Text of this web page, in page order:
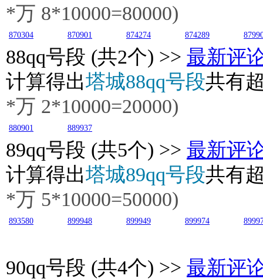
*万 8*10000=80000)
870304 870901 874274 874289
88qq号段 (共2个) >> 最新评
计算得出塔城88qq号段共有
*万 2*10000=20000)
880901 889937
89qq号段 (共5个) >> 最新评
计算得出塔城89qq号段共有
*万 5*10000=50000)
893580 899948 899949 899974
90qq号段 (共4个) >> 最新评